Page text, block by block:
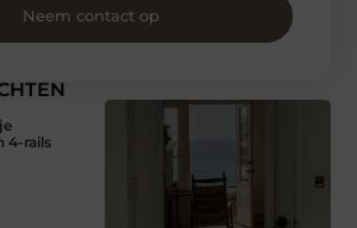
4-rails
Neem contact op